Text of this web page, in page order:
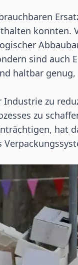
konnten.
sind auch
haltbar
zu
zu
hat